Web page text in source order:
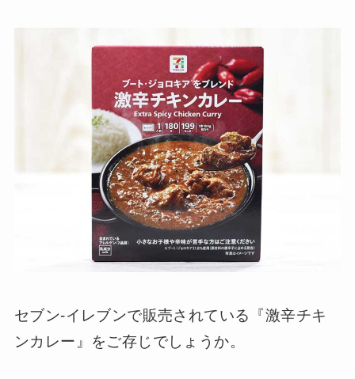
セブン-イレブンで販売されている『激辛チキ
ンカレー』をご存じでしょうか。